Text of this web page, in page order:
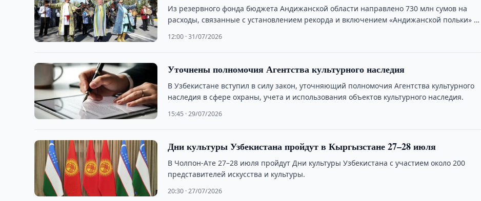
Из резервного фонда бюджета Андижанской области направлено 730 млн сумов на
расходы, связанные с установлением рекорда и включением «Андижанской польки» …
12:00 · 31/07/2026
Уточнены полномочия Агентства культурного наследия
В Узбекистане вступил в силу закон, уточняющий полномочия Агентства культурного
наследия в сфере охраны, учета и использования объектов культурного наследия.
15:45 · 29/07/2026
Дни культуры Узбекистана пройдут в Кыргызстане 27–28 июля
В Чолпон-Ате 27–28 июля пройдут Дни культуры Узбекистана с участием около 200
представителей искусства и культуры.
20:30 · 27/07/2026